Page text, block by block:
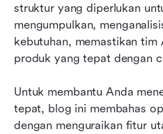
struktur yang diperlukan
mengumpulkan,
kebutuhan, memastikan tim
produk yang tepat dengan
Untuk membantu Anda
tepat, blog ini membahas
dengan menguraikan fitur
FAQ tentang perangkat
persyaratan
Bacaan terkait